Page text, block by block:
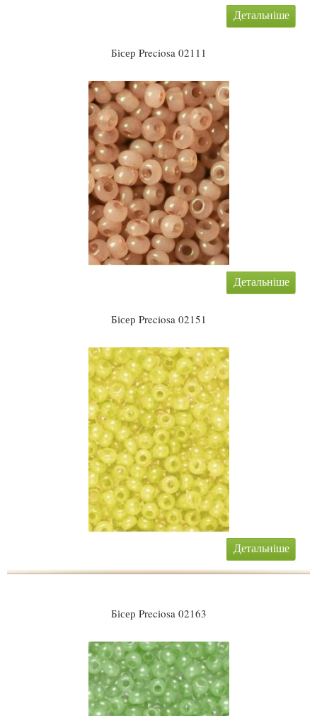
Детальніше
Бісер Preciosa 02111
Детальніше
Бісер Preciosa 02151
Детальніше
Бісер Preciosa 02163